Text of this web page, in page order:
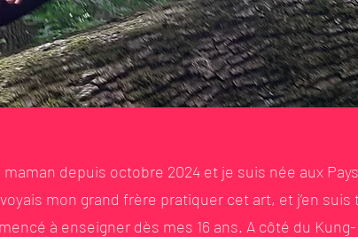
depuis octobre 2024 et je suis née aux
mon grand frère pratiquer cet art, et j’en
à enseigner dès mes 16 ans. A côté du